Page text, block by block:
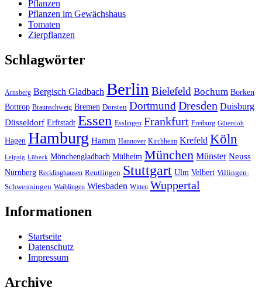
Pflanzen
Pflanzen im Gewächshaus
Tomaten
Zierpflanzen
Schlagwörter
Arnsberg Bergisch Gladbach Berlin Bielefeld Bochum Borken
Bottrop Braunschweig Bremen Dorsten Dortmund Dresden Duisburg
Düsseldorf Erftstadt Essen Esslingen Frankfurt Freiburg Gütersloh
Hagen Hamburg Hamm Hannover Kirchheim Krefeld Köln
Leipzig Lübeck Mönchengladbach Mülheim München Münster Neuss
Nürnberg Recklinghausen Reutlingen Stuttgart Ulm Velbert Villingen-
Schwenningen Waiblingen Wiesbaden Witten Wuppertal
Informationen
Startseite
Datenschutz
Impressum
Archive